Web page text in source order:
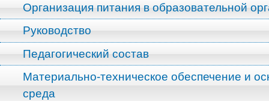
Организация питания в образовательной
Руководство
Педагогический состав
Материально-техническое обеспечение и
среда